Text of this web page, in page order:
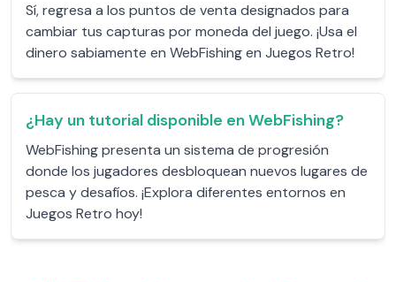
Sí, regresa a los puntos de venta designados para
cambiar tus capturas por moneda del juego. ¡Usa el
dinero sabiamente en WebFishing en Juegos Retro!
¿Hay un tutorial disponible en WebFishing?
WebFishing presenta un sistema de progresión
donde los jugadores desbloquean nuevos lugares de
pesca y desafíos. ¡Explora diferentes entornos en
Juegos Retro hoy!